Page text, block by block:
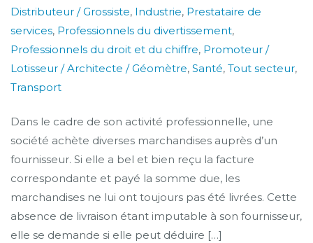
Distributeur / Grossiste, Industrie, Prestataire de
services, Professionnels du divertissement,
Professionnels du droit et du chiffre, Promoteur /
Lotisseur / Architecte / Géomètre, Santé, Tout secteur,
Transport
Dans le cadre de son activité professionnelle, une
société achète diverses marchandises auprès d’un
fournisseur. Si elle a bel et bien reçu la facture
correspondante et payé la somme due, les
marchandises ne lui ont toujours pas été livrées. Cette
absence de livraison étant imputable à son fournisseur,
elle se demande si elle peut déduire […]